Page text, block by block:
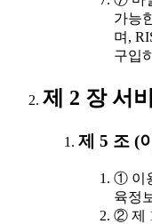
가능
며,
구입
제 2 장 서
제 5 조 (
① 이
육정
② 제